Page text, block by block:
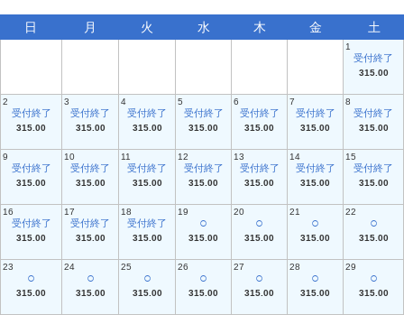
日 月 火 水 木 金 土
1
受付終了
315.00
2
受付終了
315.00
3
受付終了
315.00
4
受付終了
315.00
5
受付終了
315.00
6
受付終了
315.00
7
受付終了
315.00
8
受付終了
315.00
9
受付終了
315.00
10
受付終了
315.00
11
受付終了
315.00
12
受付終了
315.00
13
受付終了
315.00
14
受付終了
315.00
15
受付終了
315.00
16
受付終了
315.00
17
受付終了
315.00
18
受付終了
315.00
19
○
315.00
20
○
315.00
21
○
315.00
22
○
315.00
23
○
315.00
24
○
315.00
25
○
315.00
26
○
315.00
27
○
315.00
28
○
315.00
29
○
315.00